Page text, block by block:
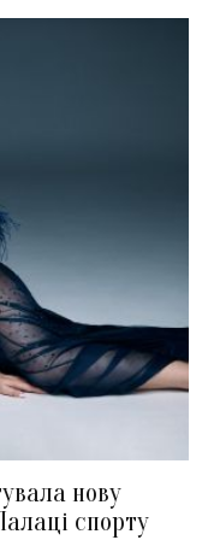
нову
спорту